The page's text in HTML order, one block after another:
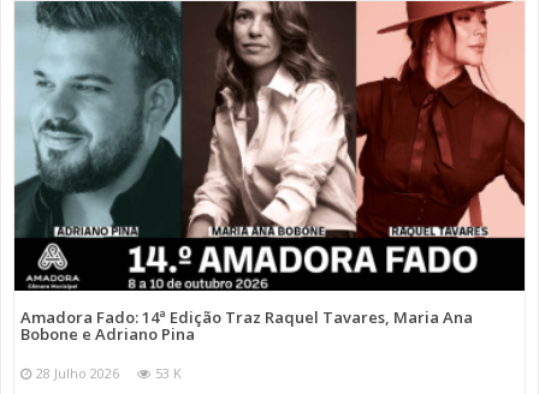
Amadora Fado: 14ª Edição Traz Raquel Tavares, Maria Ana
Bobone e Adriano Pina
28 Julho 2026 53 K